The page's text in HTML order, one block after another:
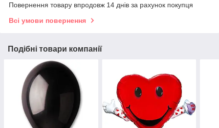
Повернення товару впродовж 14 днів за рахунок покупця
Всі умови повернення
Подібні товари компанії